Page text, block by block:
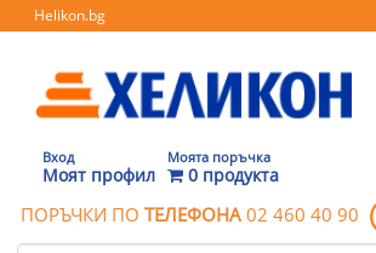
Helikon.bg
Вход
Моят профил
Моята поръчка
0 продукта
ПОРЪЧКИ ПО ТЕЛЕФОНА 02 460 40 90